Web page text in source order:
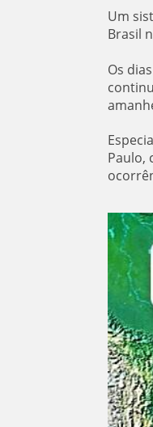
Um
Brasil
Os
Paulo,